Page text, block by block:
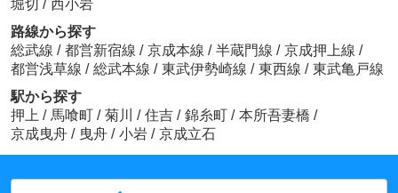
堀切 / 西小岩
路線から探す
総武線 / 都営新宿線 / 京成本線 / 半蔵門線 / 京成押上線 /
都営浅草線 / 総武本線 / 東武伊勢崎線 / 東西線 / 東武亀戸線
駅から探す
押上 / 馬喰町 / 菊川 / 住吉 / 錦糸町 / 本所吾妻橋 /
京成曳舟 / 曳舟 / 小岩 / 京成立石